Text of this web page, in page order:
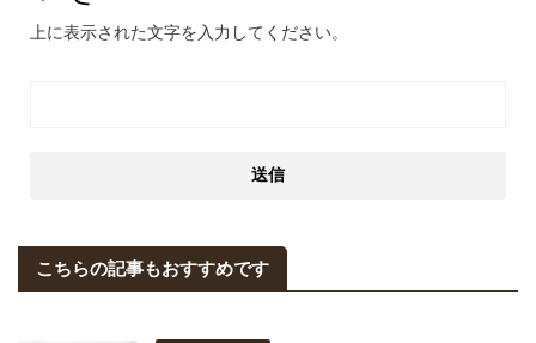
上に表示された文字を入力してください。
こちらの記事もおすすめです